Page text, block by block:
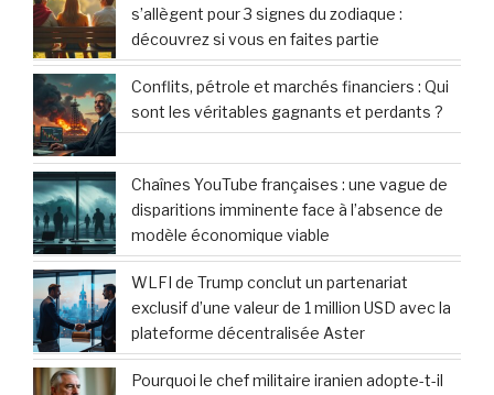
s’allègent pour 3 signes du zodiaque :
découvrez si vous en faites partie
Conflits, pétrole et marchés financiers : Qui
sont les véritables gagnants et perdants ?
Chaînes YouTube françaises : une vague de
disparitions imminente face à l’absence de
modèle économique viable
WLFI de Trump conclut un partenariat
exclusif d’une valeur de 1 million USD avec la
plateforme décentralisée Aster
Pourquoi le chef militaire iranien adopte-t-il